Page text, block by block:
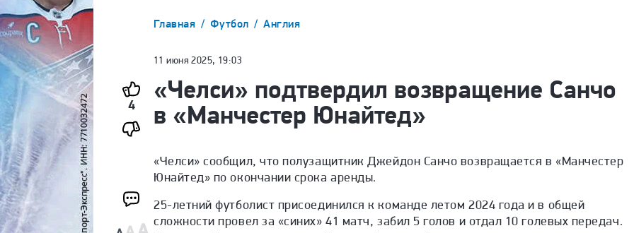
Главная Футбол Англия
4
11 июня 2025, 19:03
«Челси» подтвердил возвращение Санчо
в «Манчестер Юнайтед»
«Челси» сообщил, что полузащитник Джейдон Санчо возвращается в «Манчестер
Юнайтед» по окончании срока аренды.
25-летний футболист присоединился к команде летом 2024 года и в общей
сложности провел за «синих» 41 матч, забил 5 голов и отдал 10 голевых передач.